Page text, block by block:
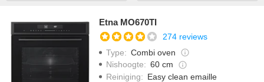
Etna MO670TI
274 reviews
Type: Combi oven
Nishoogte: 60 cm
Reiniging: Easy clean emaille